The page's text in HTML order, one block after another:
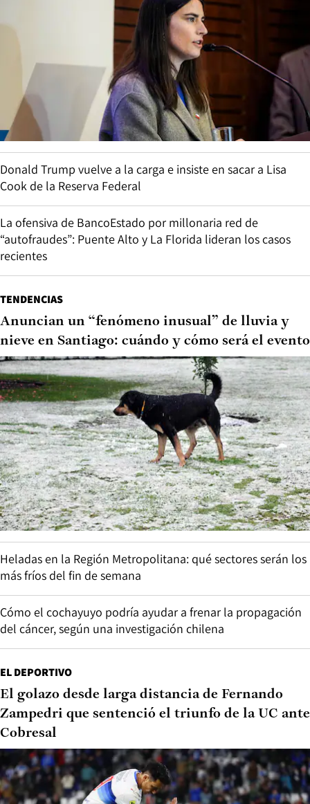
Donald Trump vuelve a la carga e insiste en sacar a Lisa
Cook de la Reserva Federal
La ofensiva de BancoEstado por millonaria red de
“autofraudes”: Puente Alto y La Florida lideran los casos
recientes
TENDENCIAS
Anuncian un “fenómeno inusual” de lluvia y
nieve en Santiago: cuándo y cómo será el evento
Heladas en la Región Metropolitana: qué sectores serán los
más fríos del fin de semana
Cómo el cochayuyo podría ayudar a frenar la propagación
del cáncer, según una investigación chilena
EL DEPORTIVO
El golazo desde larga distancia de Fernando
Zampedri que sentenció el triunfo de la UC ante
Cobresal